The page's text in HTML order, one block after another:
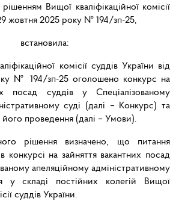
Вищої кваліфікаційної комісії
жовтня 2025 року № 194/зп-25,
встановила:
комісії суддів України від
№ 194/зп-25 оголошено конкурс на
посад суддів у Спеціалізованому
суді (далі – Конкурс) та
проведення (далі – Умови).
рішення визначено, що питання
конкурсі на зайняття вакантних посад
апеляційному адміністративному
у складі постійних колегій Вищої
суддів України.